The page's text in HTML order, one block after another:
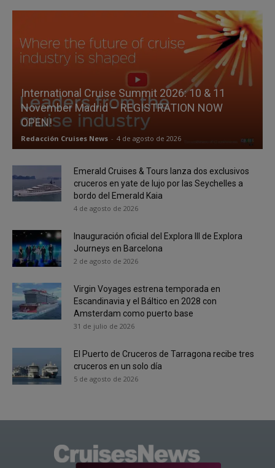
International Cruise Summit 2026: 10 & 11
November Madrid – REGISTRATION NOW
OPEN!
Redacción Cruises News - 4 de agosto de 2026
Emerald Cruises & Tours lanza dos exclusivos
cruceros en yate de lujo por las Seychelles a
bordo del Emerald Kaia
4 de agosto de 2026
Inauguración oficial del Explora III de Explora
Journeys en Barcelona
2 de agosto de 2026
Virgin Voyages estrena temporada en
Escandinavia y el Báltico en 2028 con
Amsterdam como puerto base
31 de julio de 2026
El Puerto de Cruceros de Tarragona recibe tres
cruceros en un solo día
5 de agosto de 2026